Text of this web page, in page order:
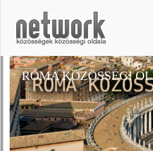
RÓMA KÖZÖSSÉGI